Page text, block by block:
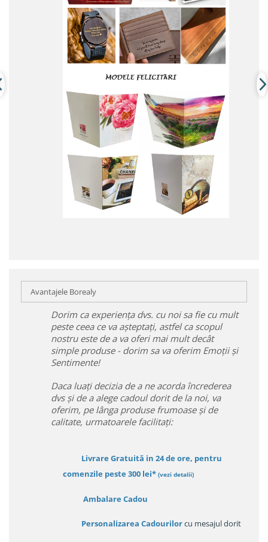
Avantajele Borealy
Dorim ca experiența dvs. cu noi sa fie cu mult
peste ceea ce va așteptați, astfel ca scopul
nostru este de a va oferi mai mult decât
simple produse - dorim sa va oferim Emoții și
Sentimente!
Daca luați decizia de a ne acorda încrederea
dvs și de a alege cadoul dorit de la noi, va
oferim, pe lânga produse frumoase și de
calitate, urmatoarele facilitați:
Livrare Gratuită in 24 de ore, pentru
comenzile peste 300 lei* (vezi detalii)
Ambalare Cadou
Personalizarea Cadourilorcu mesajul dorit